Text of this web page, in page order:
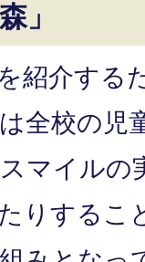
」
紹介する
全校の児
マイルの
りするこ